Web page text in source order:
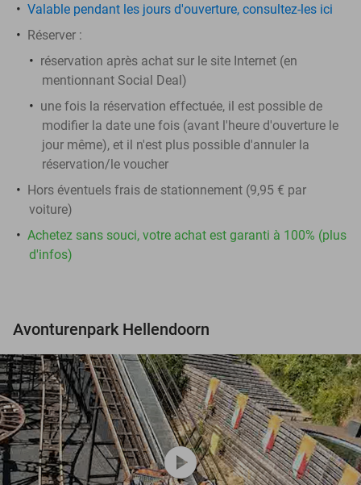
Valable pendant les jours d'ouverture, consultez-les ici
Réserver :
réservation après achat sur le site Internet (en
mentionnant Social Deal)
une fois la réservation effectuée, il est possible de
modifier la date une fois (avant l'heure d'ouverture le
jour même), et il n'est plus possible d'annuler la
réservation/le voucher
Hors éventuels frais de stationnement (9,95 € par
voiture)
Achetez sans souci, votre achat est garanti à 100% (plus
d'infos)
Avonturenpark Hellendoorn
play_circle